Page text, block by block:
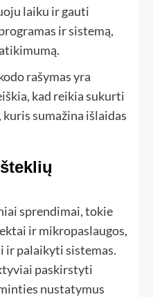
laiku ir gauti
ir sistemą,
rašymas yra
kad reikia sukurti
sumažina išlaidas
sprendimai, tokie
ir mikropaslaugos,
ir palaikyti sistemas.
paskirstyti
nustatymus